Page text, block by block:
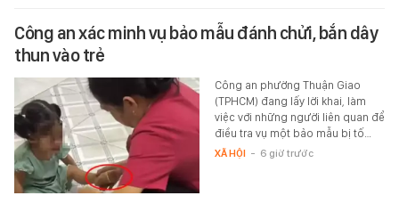
Công an xác minh vụ bảo mẫu đánh chửi, bắn dây
thun vào trẻ
Công an phường Thuận Giao
(TPHCM) đang lấy lời khai, làm
việc với những người liên quan để
điều tra vụ một bảo mẫu bị tố…
XÃ HỘI - 6 giờ trước